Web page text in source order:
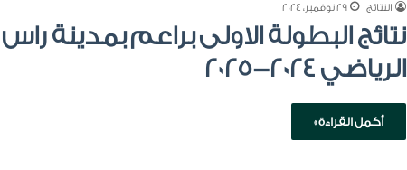
النتائج 29 نوفمبر، 2024
نتائج البطولة الاولى براعم بمدينة
الرياضي 2024-2025
أكمل القراءة »